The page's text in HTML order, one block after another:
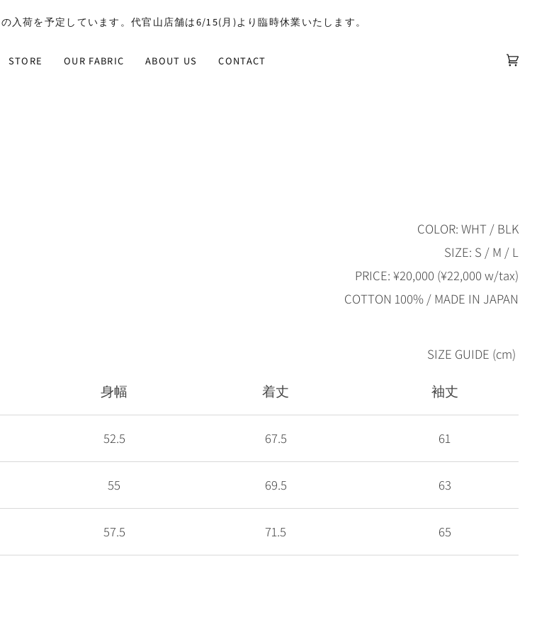
入荷を予定しています。代官山店舗は6/15(月)より臨時休業いたします。
STORE OUR FABRIC ABOUT US CONTACT
カ
COLOR: WHT / BLK
SIZE: S / M / L
PRICE: ¥20,000 (¥22,000 w/tax)
COTTON 100% / MADE IN JAPAN
SIZE GUIDE (cm)
身幅 着丈 袖丈
52.5 67.5 61
55 69.5 63
57.5 71.5 65